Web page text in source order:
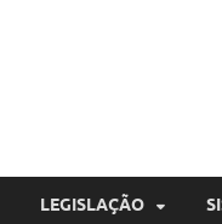
LEGISLAÇÃO